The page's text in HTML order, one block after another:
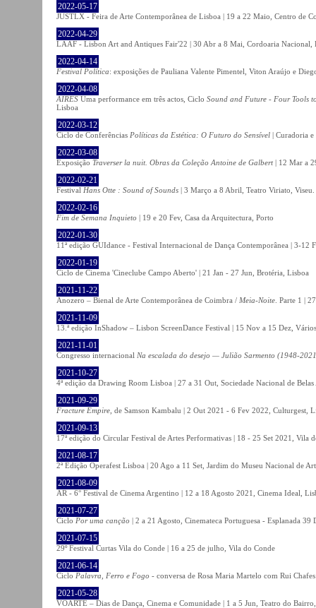
2022-05-17
JUSTLX - Feira de Arte Contemporânea de Lisboa | 19 a 22 Maio, Centro de
2022-04-29
LAAF - Lisbon Art and Antiques Fair'22 | 30 Abr a 8 Mai, Cordoaria Nacional,
2022-04-14
Festival Política: exposições de Pauliana Valente Pimentel, Viton Araújo e
2022-04-08
AIRES Uma performance em três actos, Ciclo Sound and Future - Four Tools
Lisboa
2022-03-12
Ciclo de Conferências Políticas da Estética: O Futuro do Sensível | Curadoria
2022-03-08
Exposição Traverser la nuit. Obras da Coleção Antoine de Galbert | 12 Mar a
2022-02-21
Festival Hans Otte : Sound of Sounds | 3 Março a 8 Abril, Teatro Viriato, Viseu.
2022-02-16
Fim de Semana Inquieto | 19 e 20 Fev, Casa da Arquitectura, Porto
2022-01-30
11ª edição GUIdance - Festival Internacional de Dança Contemporânea | 3-12
2022-01-19
Ciclo de Cinema 'Cineclube Campo Aberto' | 21 Jan - 27 Jun, Brotéria, Lisboa
2021-11-22
Anozero – Bienal de Arte Contemporânea de Coimbra / Meia-Noite . Parte 1 |
2021-11-09
13.ª edição InShadow – Lisbon ScreenDance Festival | 15 Nov a 15 Dez,
2021-11-01
Congresso internacional Na escalada do desejo — Julião Sarmento (1948-
2021-10-27
4ª edição da Drawing Room Lisboa | 27 a 31 Out, Sociedade Nacional de
2021-09-29
Fracture Empire , de Samson Kambalu | 2 Out 2021 - 6 Fev 2022, Culturgest,
2021-09-13
17ª edição do Circular Festival de Artes Performativas | 18 - 25 Set 2021, Vila
2021-08-17
2ª Edição Operafest Lisboa | 20 Ago a 11 Set, Jardim do Museu Nacional de
2021-08-09
AR - 6° Festival de Cinema Argentino | 12 a 18 Agosto 2021, Cinema Ideal,
2021-07-27
Ciclo Por uma canção | 2 a 21 Agosto, Cinemateca Portuguesa - Esplanada 39
2021-07-15
29º Festival Curtas Vila do Conde | 16 a 25 de julho, Vila do Conde
2021-06-14
Ciclo Palavra, Ferro e Fogo - conversa de Rosa Maria Martelo com Rui
2021-05-28
VOARTE – Dias de Dança, Cinema e Comunidade | 1 a 5 Jun, Teatro do